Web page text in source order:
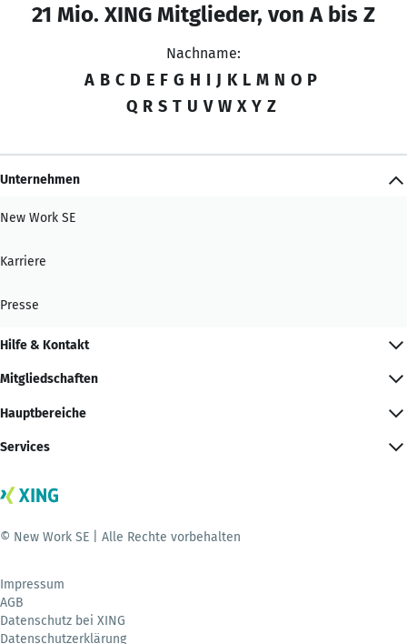
21 Mio. XING Mitglieder, von A bis Z
Nachname:
A B C D E F G H I J K L M N O P
Q R S T U V W X Y Z
Unternehmen
New Work SE
Karriere
Presse
Hilfe & Kontakt
Mitgliedschaften
Hauptbereiche
Services
© New Work SE | Alle Rechte vorbehalten
Impressum
AGB
Datenschutz bei XING
Datenschutzerklärung